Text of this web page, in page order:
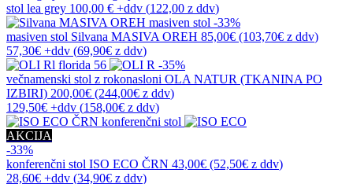
stol lea grey 100,00 € +ddv (122,00 z ddv)
-33%
masiven stol Silvana MASIVA OREH 85,00€ (103,70€ z ddv)
57,30€ +ddv (69,90€ z ddv)
-35%
večnamenski stol z rokonasloni OLA NATUR (TKANINA PO
IZBIRI) 200,00€ (244,00€ z ddv)
129,50€ +ddv (158,00€ z ddv)
AKCIJA
-33%
konferenčni stol ISO ECO ČRN 43,00€ (52,50€ z ddv)
28,60€ +ddv (34,90€ z ddv)